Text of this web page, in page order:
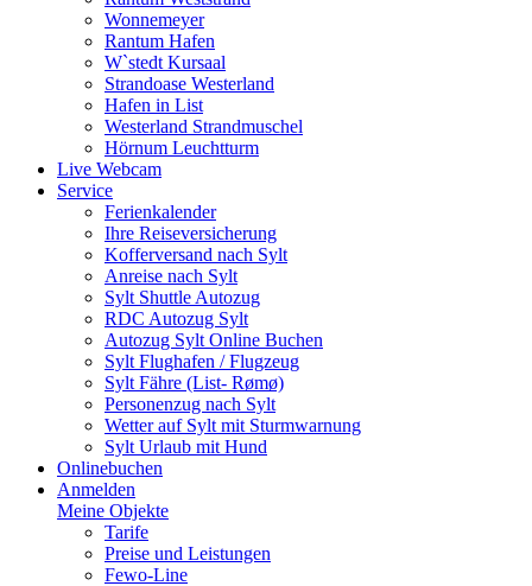
Wonnemeyer
Rantum Hafen
W`stedt Kursaal
Strandoase Westerland
Hafen in List
Westerland Strandmuschel
Hörnum Leuchtturm
Live Webcam
Service
Ferienkalender
Ihre Reiseversicherung
Kofferversand nach Sylt
Anreise nach Sylt
Sylt Shuttle Autozug
RDC Autozug Sylt
Autozug Sylt Online Buchen
Sylt Flughafen / Flugzeug
Sylt Fähre (List- Rømø)
Personenzug nach Sylt
Wetter auf Sylt mit Sturmwarnung
Sylt Urlaub mit Hund
Onlinebuchen
Anmelden
Meine Objekte
Tarife
Preise und Leistungen
Fewo-Line